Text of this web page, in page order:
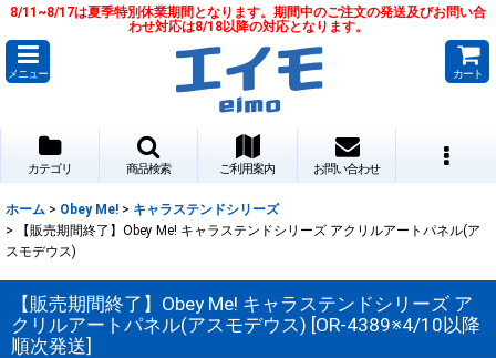
8/11~8/17は夏季特別休業期間となります。期間中のご注文の発送及びお問い合
わせ対応は8/18以降の対応となります。
メニュー カート
カテゴリ 商品検索 ご利用案内 お問い合わせ
ホーム > Obey Me! > キャラステンドシリーズ
>
【販売期間終了】Obey Me! キャラステンドシリーズ アクリルアートパネル(ア
スモデウス)
【販売期間終了】Obey Me! キャラステンドシリーズ ア
クリルアートパネル(アスモデウス) [OR-4389※4/10以降
順次発送]